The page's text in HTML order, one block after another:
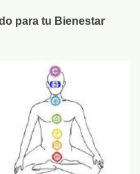
para tu Bienestar